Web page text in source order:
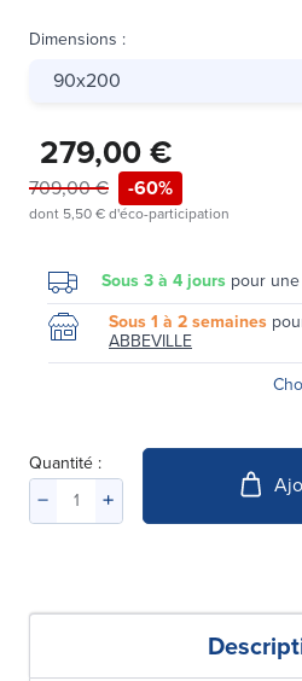
Dimensions :
90x200
279,00 €
709,00 € -60%
dont 5,50 €d'éco-participation
Sous 3 à 4 jours pour une
Sous 1 à 2 semaines
ABBEVILLE
Quantité :